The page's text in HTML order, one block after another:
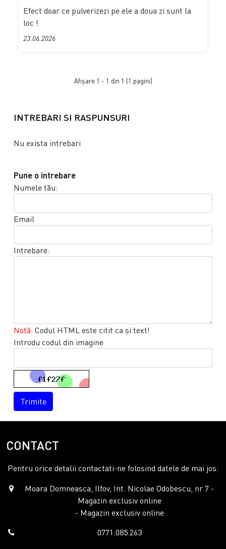
Efect doar ce pulverizezi pe ele a doua zi sunt la
loc !
23.06.2026
Afişare 1 - 1 din 1 (1 pagini)
INTREBARI SI RASPUNSURI
Nu exista intrebari
Pune o intrebare
Numele tău:
Email
Intrebare:
Notă: Codul HTML este citit ca şi text!
Introdu codul din imagine
Trimite
CONTACT
Pentru orice detalii contactati-ne folosind datele de mai jos:
Moara Domneasca, Ilfov, Int. Nicolae Odobescu, nr 7 -
Magazin exclusiv online
- Magazin exclusiv online
0771.085.263